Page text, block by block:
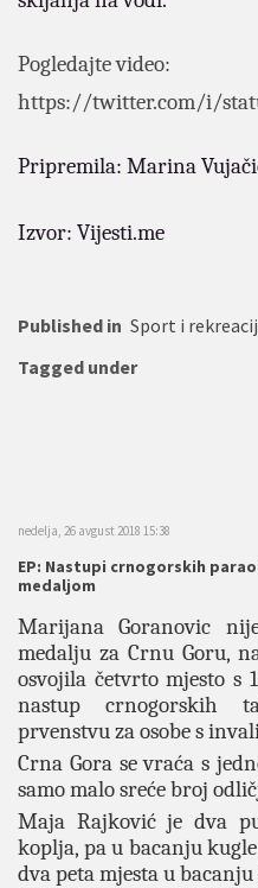
Pogledajte video:
https://twitter.com/i/
Pripremila: Marina
Izvor: Vijesti.me
Published in Sport i
Tagged under
nedelja, 26 avgust 2018 15:38
EP: Nastupi crnogorskih
medaljom
Marijana Goranovic
medalju za Crnu Goru,
osvojila četvrto mjesto s
nastup crnogorskih
prvenstvu za osobe s
Crna Gora se vraća s
samo malo sreće broj
Maja Rajković je dva
koplja, pa u bacanju
dva peta mjesta u